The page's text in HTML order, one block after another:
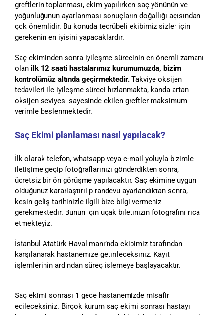
greftlerin toplanması, ekim yapılırken saç yönünün ve
yoğunluğunun ayarlanması sonuçların doğallığı açısından
çok önemlidir. Bu konuda tecrübeli ekibimiz sizler için
gerekenin en iyisini yapacaklardır.
Saç ekiminden sonra iyileşme sürecinin en önemli zamanı
olan ilk 12 saati hastalarımız kurumumuzda, bizim
kontrolümüz altında geçirmektedir. Takviye oksijen
tedavileri ile iyileşme süreci hızlanmakta, kanda artan
oksijen seviyesi sayesinde ekilen greftler maksimum
verimle beslenmektedir.
Saç Ekimi planlaması nasıl yapılacak?
İlk olarak telefon, whatsapp veya e-mail yoluyla bizimle
iletişime geçip fotoğraflarınızı gönderdikten sonra,
ücretsiz bir ön görüşme yapılacaktır. Saç ekimine uygun
olduğunuz kararlaştırılıp randevu ayarlandıktan sonra,
kesin geliş tarihinizle ilgili bize bilgi vermeniz
gerekmektedir. Bunun için uçak biletinizin fotoğrafını rica
etmekteyiz.
İstanbul Atatürk Havalimanı’nda ekibimiz tarafından
karşılanarak hastanemize getirileceksiniz. Kayıt
işlemlerinin ardından süreç işlemeye başlayacaktır.
Saç ekimi sonrası 1 gece hastanemizde misafir
edileceksiniz. Birçok kurum saç ekimi sonrası hastayı